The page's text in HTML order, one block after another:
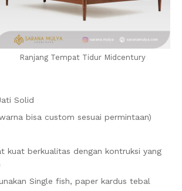
Ranjang Tempat Tidur Midcentury
Solid
bisa custom sesuai permintaan)
kuat berkualitas dengan kontruksi yang
Single fish, paper kardus tebal